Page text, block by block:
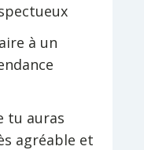
à un
tu auras
agréable et